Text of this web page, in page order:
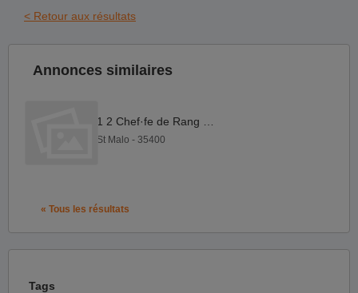
< Retour aux résultats
Annonces similaires
St Malo - 35400
« Tous les résultats
Tags